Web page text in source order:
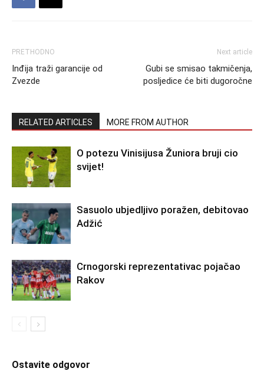
PRETHODNO
Inđija traži garancije od
Zvezde
Next article
Gubi se smisao takmičenja,
posljedice će biti dugoročne
RELATED ARTICLES MORE FROM AUTHOR
O potezu Vinisijusa Žuniora bruji cio
svijet!
Sasuolo ubjedljivo poražen, debitovao
Adžić
Crnogorski reprezentativac pojačao
Rakov
Ostavite odgovor